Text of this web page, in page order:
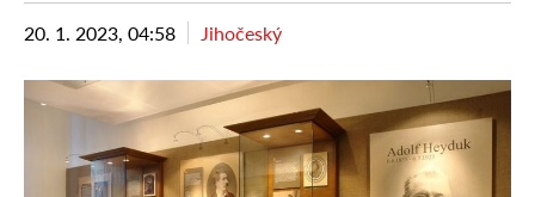
20. 1. 2023, 04:58 Jihočeský